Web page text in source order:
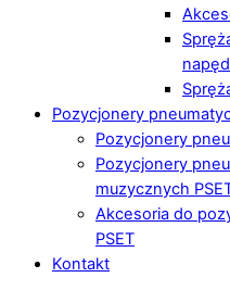
Pozycjonery
Pozycjonery
Pozycjonery
muzycznych
Akcesoria do
PSET
Kontakt